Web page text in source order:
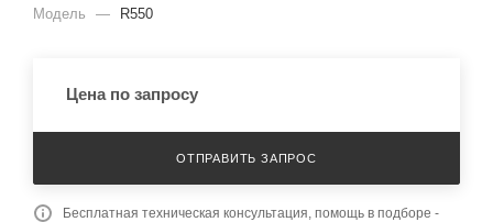
Модель — R550
Цена по запросу
ОТПРАВИТЬ ЗАПРОС
Бесплатная техническая консультация, помощь в подборе -